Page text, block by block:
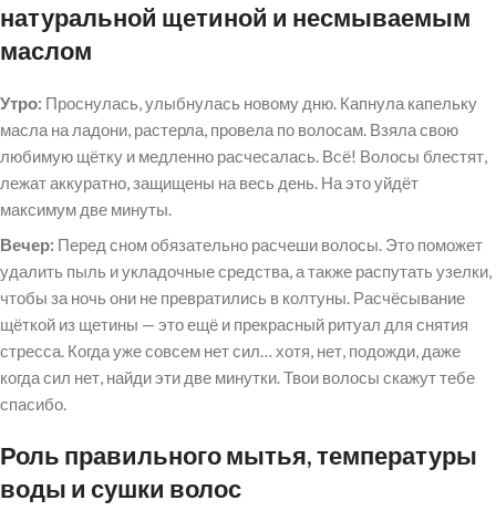
натуральной щетиной и несмываемым
маслом
Утро: Проснулась, улыбнулась новому дню. Капнула капельку
масла на ладони, растерла, провела по волосам. Взяла свою
любимую щётку и медленно расчесалась. Всё! Волосы блестят,
лежат аккуратно, защищены на весь день. На это уйдёт
максимум две минуты.
Вечер: Перед сном обязательно расчеши волосы. Это поможет
удалить пыль и укладочные средства, а также распутать узелки,
чтобы за ночь они не превратились в колтуны. Расчёсывание
щёткой из щетины — это ещё и прекрасный ритуал для снятия
стресса. Когда уже совсем нет сил… хотя, нет, подожди, даже
когда сил нет, найди эти две минутки. Твои волосы скажут тебе
спасибо.
Роль правильного мытья, температуры
воды и сушки волос